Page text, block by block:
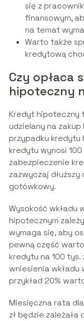
się z
finansowym,
na temat
Warto także
kredytową
Czy opłaca
hipoteczny
Kredyt hipoteczny
udzielany na
przypadku kredytu
kredytu wynosi
zabezpieczenie
zazwyczaj
gotówkowy.
Wysokość wkładu
hipotecznym
wymaga się, aby
pewną część
kredytu na 100 tys.
wniesienia wkładu
przykład 20%
Miesięczna rata
zł będzie